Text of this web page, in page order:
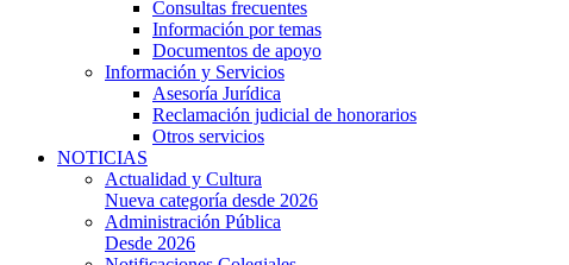
Consultas frecuentes
Información por temas
Documentos de apoyo
Información y Servicios
Asesoría Jurídica
Reclamación judicial de honorarios
Otros servicios
NOTICIAS
Actualidad y Cultura
Nueva categoría desde 2026
Administración Pública
Desde 2026